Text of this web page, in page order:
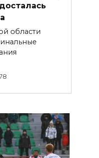
области